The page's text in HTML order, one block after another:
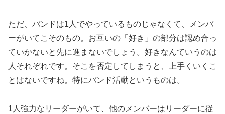
ただ、バンドは1人でやっているものじゃなくて、メンバ
ーがいてこそのもの。お互いの「好き」の部分は認め合っ
ていかないと先に進まないでしょう。好きなんていうのは
人それぞれです。そこを否定してしまうと、上手くいくこ
とはないですね。特にバンド活動というものは。
1人強力なリーダーがいて、他のメンバーはリーダーに従